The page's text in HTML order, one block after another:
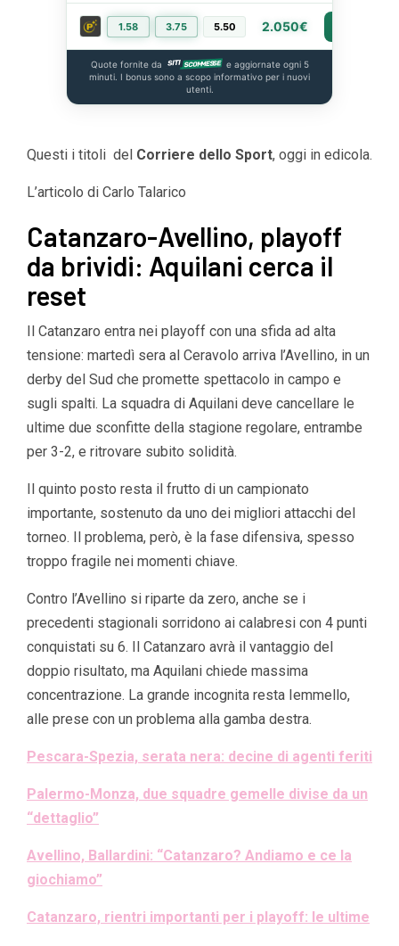
1.58 3.75 5.50 2.050€
Quote fornite da
e aggiornate ogni 5
minuti. I bonus sono a scopo informativo per i nuovi
utenti.
Questi i titoli del Corriere dello Sport, oggi in edicola.
L’articolo di Carlo Talarico
Catanzaro-Avellino, playoff
da brividi: Aquilani cerca il
reset
Il Catanzaro entra nei playoff con una sfida ad alta
tensione: martedì sera al Ceravolo arriva l’Avellino, in un
derby del Sud che promette spettacolo in campo e
sugli spalti. La squadra di Aquilani deve cancellare le
ultime due sconfitte della stagione regolare, entrambe
per 3-2, e ritrovare subito solidità.
Il quinto posto resta il frutto di un campionato
importante, sostenuto da uno dei migliori attacchi del
torneo. Il problema, però, è la fase difensiva, spesso
troppo fragile nei momenti chiave.
Contro l’Avellino si riparte da zero, anche se i
precedenti stagionali sorridono ai calabresi con 4 punti
conquistati su 6. Il Catanzaro avrà il vantaggio del
doppio risultato, ma Aquilani chiede massima
concentrazione. La grande incognita resta Iemmello,
alle prese con un problema alla gamba destra.
Pescara-Spezia, serata nera: decine di agenti feriti
Palermo-Monza, due squadre gemelle divise da un
“dettaglio”
Avellino, Ballardini: “Catanzaro? Andiamo e ce la
giochiamo”
Catanzaro, rientri importanti per i playoff: le ultime